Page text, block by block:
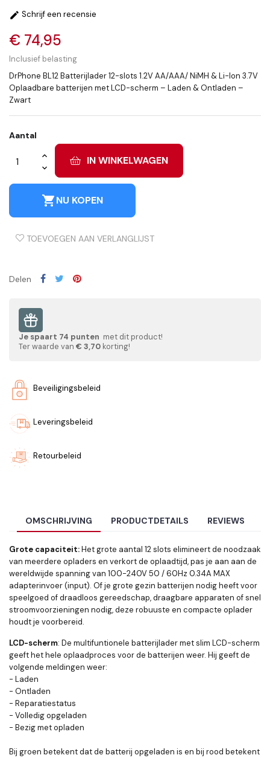
 Schrijf een recensie
€ 74,95
Inclusief belasting
DrPhone BL12 Batterijlader 12-slots 1.2V AA/AAA/ NiMH & Li-Ion 3.7V
Oplaadbare batterijen met LCD-scherm – Laden & Ontladen –
Zwart
Aantal
IN WINKELWAGEN
shopping_cartNU KOPEN
TOEVOEGEN AAN VERLANGLIJST
Delen
Je spaart 74 punten met dit product!
Ter waarde van € 3,70 korting!
Beveiligingsbeleid
Leveringsbeleid
Retourbeleid
OMSCHRIJVING PRODUCTDETAILS REVIEWS
Grote capaciteit:Het grote aantal 12 slots elimineert de noodzaak
van meerdere opladers en verkort de oplaadtijd, pas je aan aan de
wereldwijde spanning van 100-240V 50 / 60Hz 0.34A MAX
adapterinvoer (input). Of je grote gezin batterijen nodig heeft voor
speelgoed of draadloos gereedschap, draagbare apparaten of snel
stroomvoorzieningen nodig, deze robuuste en compacte oplader
houdt je voorbereid.
LCD-scherm: De multifuntionele batterijlader met slim LCD-scherm
geeft het hele oplaadproces voor de batterijen weer. Hij geeft de
volgende meldingen weer:
- Laden
- Ontladen
- Reparatiestatus
- Volledig opgeladen
- Bezig met opladen
Bij groen betekent dat de batterij opgeladen is en bij rood betekent